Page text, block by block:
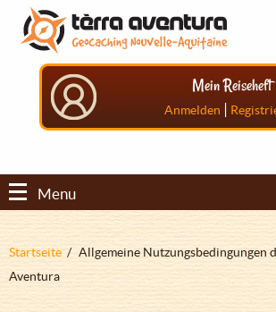
Direkt
zum
Inhalt
Aller
menu
principal
Aller
pied
Mein Reiseheft
Anmelden |
Menu
Pfadnavigation
Startseite
Allgemeine Nutzungsbedingungen
Aventura